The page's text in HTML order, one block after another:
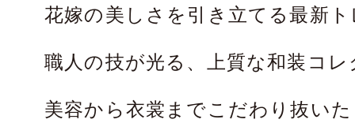
花嫁の美しさを引き立てる最新
職人の技が光る、上質な和装コ
美容から衣裳までこだわり抜い